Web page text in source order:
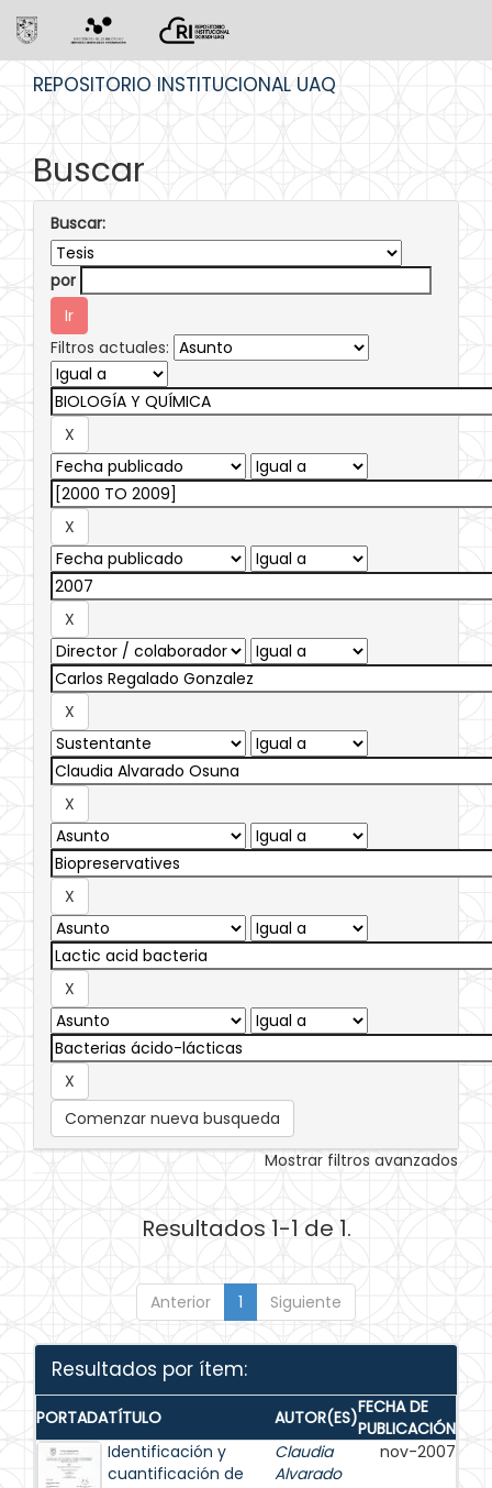
REPOSITORIO INSTITUCIONAL UAQ
Buscar
Buscar:
por
Filtros actuales:
Comenzar nueva busqueda
Mostrar filtros avanzados
Resultados 1-1 de 1.
Anterior 1 Siguiente
Resultados por ítem:
PORTADATÍTULO AUTOR(ES)FECHA DE
PUBLICACIÓN
Identificación y
cuantificación de
Claudia
Alvarado
nov-2007